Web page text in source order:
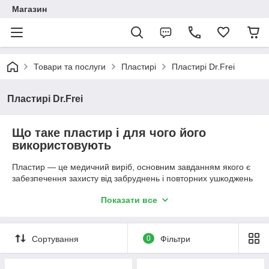
Магазин
Товари та послуги Пластирі Пластирі Dr.Frei
Пластирі Dr.Frei
Що таке пластир і для чого його
використовують
Пластир — це медичний виріб, основним завданням якого є
забезпечення захисту від забруднень і повторних ушкоджень
Даний медичний виріб активно застосовується в різному віці.
порізів після гоління від забруднень, жінки часто заклеюють
пластиром рани, залишені новим взуттям. Існує безліч
Показати все
Сортування 0 Фільтри